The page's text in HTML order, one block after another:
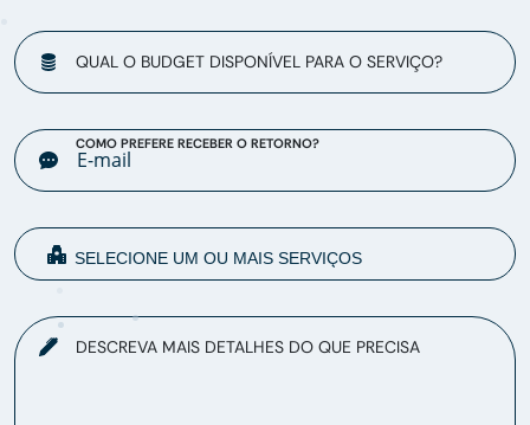
QUAL O BUDGET DISPONÍVEL PARA O SERVIÇO?
COMO PREFERE RECEBER O RETORNO?
DESCREVA MAIS DETALHES DO QUE PRECISA